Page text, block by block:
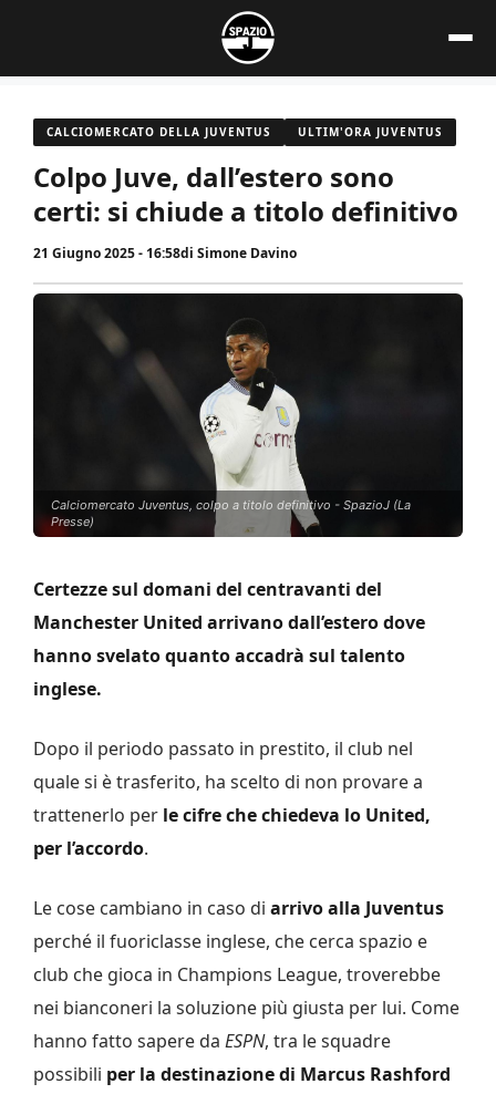
contenuto
CALCIOMERCATO DELLA JUVENTUS ULTIM'ORA JUVENTUS
Colpo Juve, dall’estero sono
certi: si chiude a titolo definitivo
21 Giugno 2025 - 16:58di Simone Davino
Calciomercato Juventus, colpo a titolo definitivo - SpazioJ (La
Presse)
Certezze sul domani del centravanti del
Manchester United arrivano dall’estero dove
hanno svelato quanto accadrà sul talento
inglese.
Dopo il periodo passato in prestito, il club nel
quale si è trasferito, ha scelto di non provare a
trattenerlo per le cifre che chiedeva lo United,
per l’accordo.
Le cose cambiano in caso di arrivo alla Juventus
perché il fuoriclasse inglese, che cerca spazio e
club che gioca in Champions League, troverebbe
nei bianconeri la soluzione più giusta per lui. Come
hanno fatto sapere da ESPN, tra le squadre
possibili per la destinazione di Marcus Rashford